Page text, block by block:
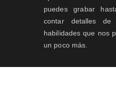
puedes grabar
contar detalles
habilidades que nos
un poco más.